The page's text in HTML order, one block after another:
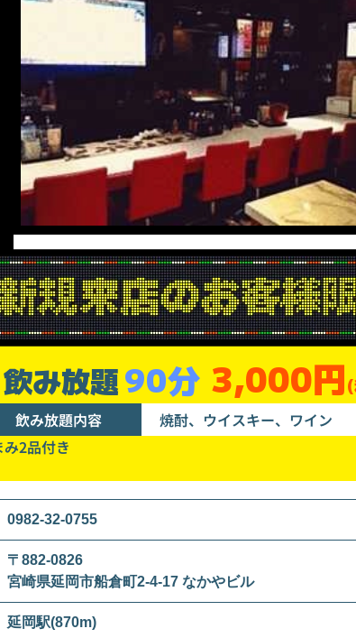
飲み放題90分 3,000円
飲み放題内容
焼酎、ウイスキー、ワイン
み2品付き
0982-32-0755
〒882-0826
宮崎県延岡市船倉町2-4-17 なかやビル
延岡駅(870m)